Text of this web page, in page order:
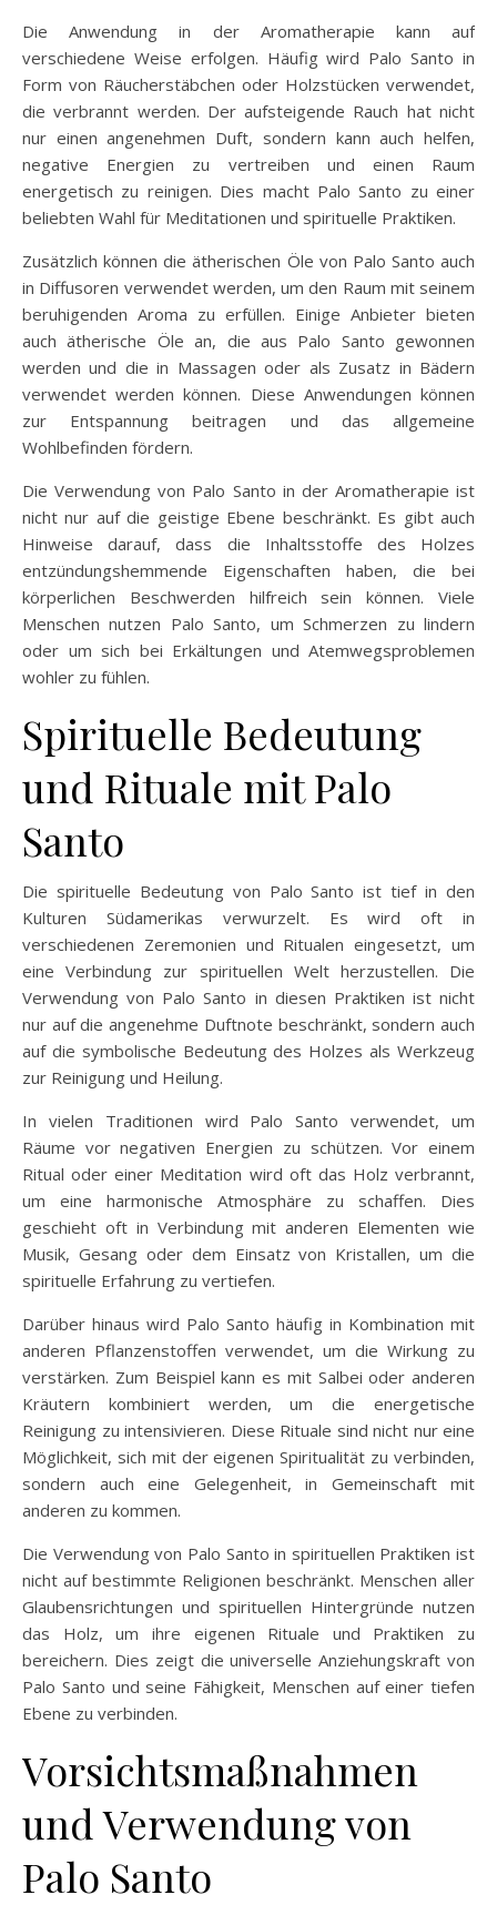
Die Anwendung in der Aromatherapie kann auf
verschiedene Weise erfolgen. Häufig wird Palo Santo in
Form von Räucherstäbchen oder Holzstücken verwendet,
die verbrannt werden. Der aufsteigende Rauch hat nicht
nur einen angenehmen Duft, sondern kann auch helfen,
negative Energien zu vertreiben und einen Raum
energetisch zu reinigen. Dies macht Palo Santo zu einer
beliebten Wahl für Meditationen und spirituelle Praktiken.
Zusätzlich können die ätherischen Öle von Palo Santo auch
in Diffusoren verwendet werden, um den Raum mit seinem
beruhigenden Aroma zu erfüllen. Einige Anbieter bieten
auch ätherische Öle an, die aus Palo Santo gewonnen
werden und die in Massagen oder als Zusatz in Bädern
verwendet werden können. Diese Anwendungen können
zur Entspannung beitragen und das allgemeine
Wohlbefinden fördern.
Die Verwendung von Palo Santo in der Aromatherapie ist
nicht nur auf die geistige Ebene beschränkt. Es gibt auch
Hinweise darauf, dass die Inhaltsstoffe des Holzes
entzündungshemmende Eigenschaften haben, die bei
körperlichen Beschwerden hilfreich sein können. Viele
Menschen nutzen Palo Santo, um Schmerzen zu lindern
oder um sich bei Erkältungen und Atemwegsproblemen
wohler zu fühlen.
Spirituelle Bedeutung
und Rituale mit Palo
Santo
Die spirituelle Bedeutung von Palo Santo ist tief in den
Kulturen Südamerikas verwurzelt. Es wird oft in
verschiedenen Zeremonien und Ritualen eingesetzt, um
eine Verbindung zur spirituellen Welt herzustellen. Die
Verwendung von Palo Santo in diesen Praktiken ist nicht
nur auf die angenehme Duftnote beschränkt, sondern auch
auf die symbolische Bedeutung des Holzes als Werkzeug
zur Reinigung und Heilung.
In vielen Traditionen wird Palo Santo verwendet, um
Räume vor negativen Energien zu schützen. Vor einem
Ritual oder einer Meditation wird oft das Holz verbrannt,
um eine harmonische Atmosphäre zu schaffen. Dies
geschieht oft in Verbindung mit anderen Elementen wie
Musik, Gesang oder dem Einsatz von Kristallen, um die
spirituelle Erfahrung zu vertiefen.
Darüber hinaus wird Palo Santo häufig in Kombination mit
anderen Pflanzenstoffen verwendet, um die Wirkung zu
verstärken. Zum Beispiel kann es mit Salbei oder anderen
Kräutern kombiniert werden, um die energetische
Reinigung zu intensivieren. Diese Rituale sind nicht nur eine
Möglichkeit, sich mit der eigenen Spiritualität zu verbinden,
sondern auch eine Gelegenheit, in Gemeinschaft mit
anderen zu kommen.
Die Verwendung von Palo Santo in spirituellen Praktiken ist
nicht auf bestimmte Religionen beschränkt. Menschen aller
Glaubensrichtungen und spirituellen Hintergründe nutzen
das Holz, um ihre eigenen Rituale und Praktiken zu
bereichern. Dies zeigt die universelle Anziehungskraft von
Palo Santo und seine Fähigkeit, Menschen auf einer tiefen
Ebene zu verbinden.
Vorsichtsmaßnahmen
und Verwendung von
Palo Santo